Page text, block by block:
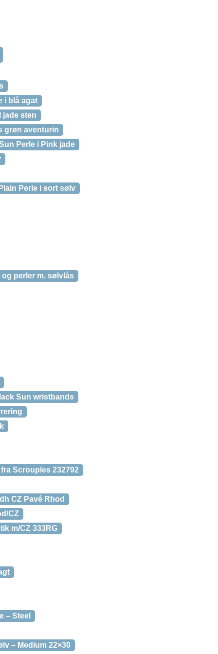
i blå agat
jade sten
grøn aventurin
Perle i Pink jade
Perle i sort sølv
perler m. sølvlås
Sun wristbands
Scrouples 232792
CZ Pavé Rhod
CZ
m/CZ 333RG
– Steel
– Medium 22×30